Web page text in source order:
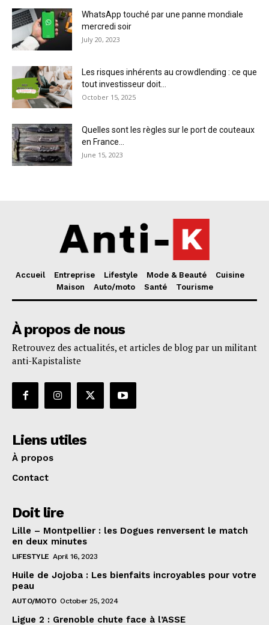
WhatsApp touché par une panne mondiale
mercredi soir
July 20, 2023
Les risques inhérents au crowdlending : ce que
tout investisseur doit...
October 15, 2025
Quelles sont les règles sur le port de couteaux
en France...
June 15, 2023
Accueil Entreprise Lifestyle Mode & Beauté
Cuisine
Maison
Auto/moto Santé Tourisme
À propos de nous
Retrouvez des actualités, et articles de blog par un militant
anti-Kapistaliste
Liens utiles
À propos
Contact
Doit lire
Lille – Montpellier : les Dogues renversent le match
en deux minutes
LIFESTYLE April 16, 2023
Huile de Jojoba : Les bienfaits incroyables pour votre
peau
AUTO/MOTO October 25, 2024
Ligue 2 : Grenoble chute face à l’ASSE